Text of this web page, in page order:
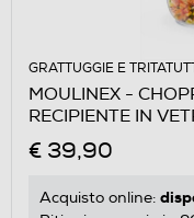
GRATTUGGIE E
MOULINEX -
RECIPIENTE IN
€ 39,90
Acquisto online: